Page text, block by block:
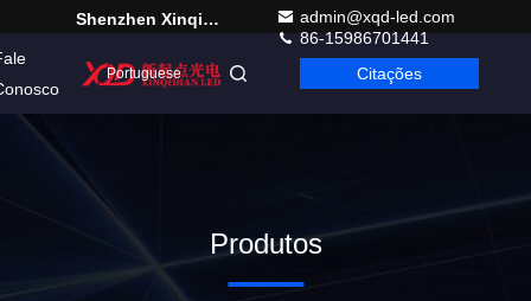
Shenzhen Xinqidian Photo-Electric Co.,Ltd.
admin@xqd-led.com
86-15986701441
Portuguese Citações
Produtos